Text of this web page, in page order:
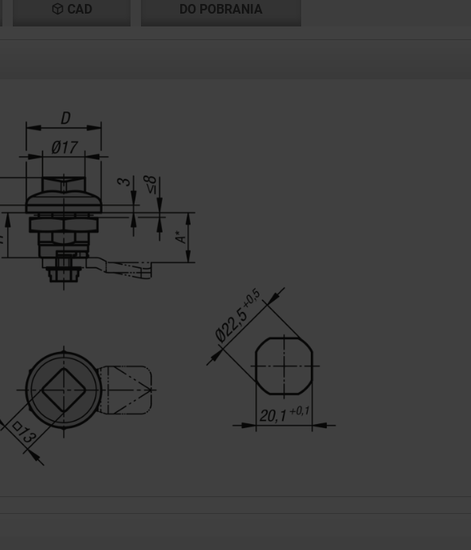
CAD DO POBRANIA